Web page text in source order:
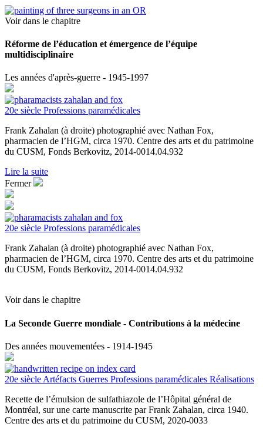
Voir dans le chapitre
Réforme de l’éducation et émergence de l’équipe
multidisciplinaire
Les années d'après-guerre - 1945-1997
20e siècle Professions paramédicales
Frank Zahalan (à droite) photographié avec Nathan Fox,
pharmacien de l’HGM, circa 1970. Centre des arts et du patrimoine
du CUSM, Fonds Berkovitz, 2014-0014.04.932
Lire la suite
Fermer
20e siècle Professions paramédicales
Frank Zahalan (à droite) photographié avec Nathan Fox,
pharmacien de l’HGM, circa 1970. Centre des arts et du patrimoine
du CUSM, Fonds Berkovitz, 2014-0014.04.932
Voir dans le chapitre
La Seconde Guerre mondiale - Contributions à la médecine
Des années mouvementées - 1914-1945
20e siècle Artéfacts Guerres Professions paramédicales Réalisations
Recette de l’émulsion de sulfathiazole de l’Hôpital général de
Montréal, sur une carte manuscrite par Frank Zahalan, circa 1940.
Centre des arts et du patrimoine du CUSM, 2020-0033